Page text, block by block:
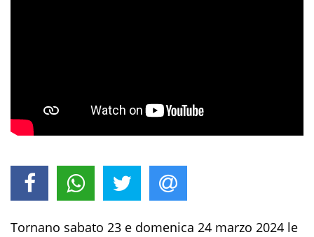
Tornano sabato 23 e domenica 24 marzo 2024 le